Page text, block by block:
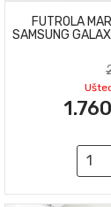
FUTROLA
SAMSUNG